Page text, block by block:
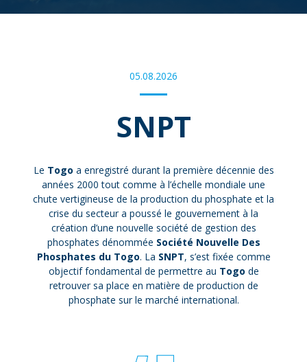
05.08.2026
SNPT
Le Togo a enregistré durant la première décennie des
années 2000 tout comme à l’échelle mondiale une
chute vertigineuse de la production du phosphate et la
crise du secteur a poussé le gouvernement à la
création d’une nouvelle société de gestion des
phosphates dénommée Société Nouvelle Des
Phosphates du Togo. La SNPT, s’est fixée comme
objectif fondamental de permettre au Togo de
retrouver sa place en matière de production de
phosphate sur le marché international.